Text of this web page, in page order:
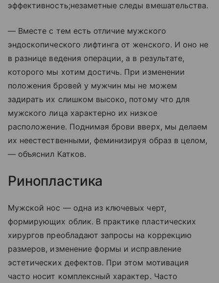
эффективность;незаметные следы вмешательства.
— Вместе с тем есть отличие мужского
эндоскопического лифтинга от женского. И оно не
в разнице ведения операции, а в результате,
которого мы хотим достичь. При изменении
положения бровей у мужчин мы не можем
задирать их слишком высоко, потому что для
мужского лица характерно их низкое
расположение. Поднимая брови вверх, мы делаем
их неестественными, феминизируя образ в целом,
— объяснил Катков.
Ринопластика
Мужской нос — одна из ключевых черт,
формирующих облик. В практике пластических
хирургов преобладают запросы на коррекцию
размеров, изменение формы и исправление
эстетических дефектов. При этом мотивация
часто носит комплексный характер. Часто